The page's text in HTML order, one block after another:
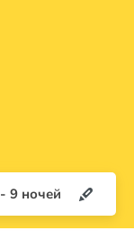
- 9 ночей